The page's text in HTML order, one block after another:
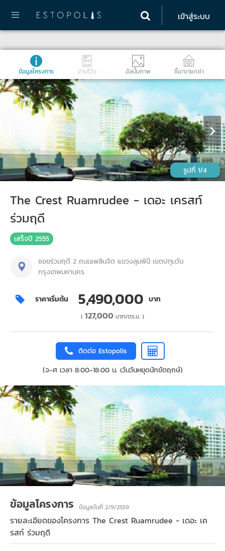
เข้าสู่ระบบ
ข้อมูลโครงการ อ่านรีวิว อัลบั้มภาพ ซื้อ/ขาย/เช่า
1/4
The Crest Ruamrudee - เดอะ เครสท์
ร่วมฤดี
เสร็จปี 2555
ซอยร่วมฤดี 2 ถนนเพลินจิต แขวงลุมพินี เขตปทุมวัน
กรุงเทพมหานคร
ราคาเริ่มต้น 5,490,000 บาท
( 127,000 บาท/ตร.ม. )
ติดต่อ Estopolis
(จ-ศ เวลา 8:00-18:00 น. เว้นวันหยุดนักขัตฤกษ์)
ข้อมูลโครงการ ข้อมูลวันที่ 2/9/2559
รายละเอียดของโครงการ The Crest Ruamrudee - เดอะ เค
รสท์ ร่วมฤดี